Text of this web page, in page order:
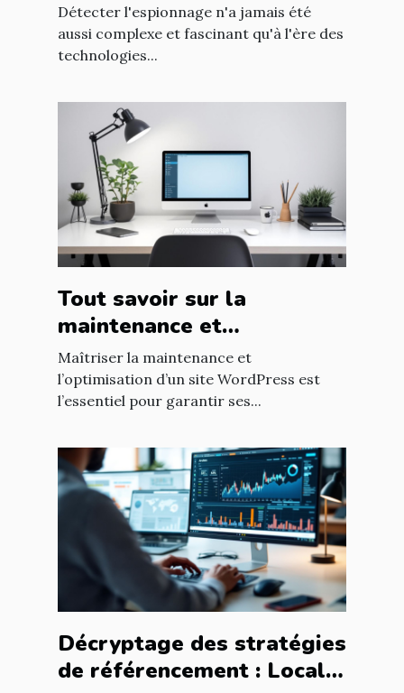
la détection d'espionnage
?
Détecter l'espionnage n'a jamais été
aussi complexe et fascinant qu'à l'ère des
technologies...
Tout savoir sur la
maintenance et
l'optimisation de sites
WordPress
Maîtriser la maintenance et
l’optimisation d’un site WordPress est
l’essentiel pour garantir ses...
Décryptage des stratégies
de référencement : Local